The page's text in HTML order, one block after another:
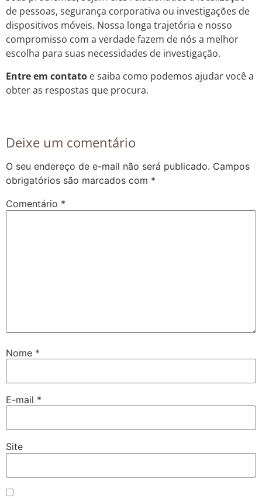
de pessoas, segurança corporativa ou investigações de
dispositivos móveis. Nossa longa trajetória e nosso
compromisso com a verdade fazem de nós a melhor
escolha para suas necessidades de investigação.
Entre em contato e saiba como podemos ajudar você a
obter as respostas que procura.
Deixe um comentário
O seu endereço de e-mail não será publicado. Campos
obrigatórios são marcados com *
Comentário *
Nome *
E-mail *
Site